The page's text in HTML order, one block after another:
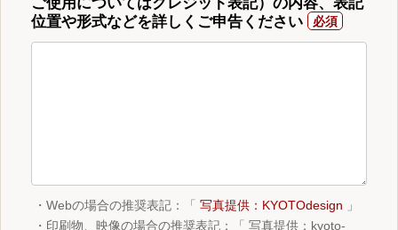
位置や形式などを詳しくご申告ください
・Webの場合の推奨表記：「 写真提供：KYOTOdesign 」
・印刷物、映像の場合の推奨表記：「 写真提供：kyoto-